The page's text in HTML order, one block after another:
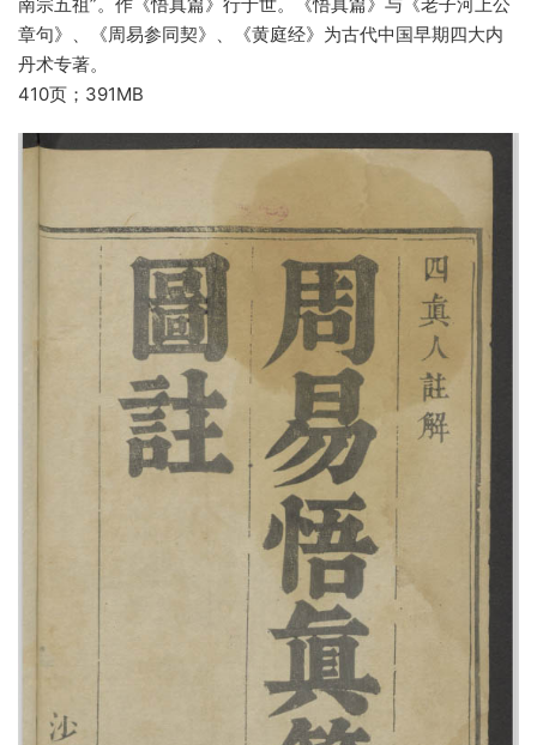
章句》、《周易参同契》、《黄庭经》为古代中国早期四大内
丹术专著。
410页；391MB